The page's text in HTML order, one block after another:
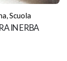
,Scuola
IN ERBA